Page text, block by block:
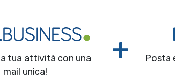
tua attività con una
mail unica!
+
Posta